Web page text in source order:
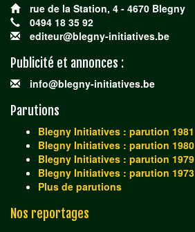
rue de la Station, 4 - 4670 Blegny
0494 18 35 92
editeur@blegny-initiatives.be
Publicité et annonces :
info@blegny-initiatives.be
Parutions
Blegny Initiatives : parution 1981
Blegny Initiatives : parution 1980
Blegny Initiatives : parution 1979
Blegny Initiatives : parution 1973
Plus de parutions
Nos reportages